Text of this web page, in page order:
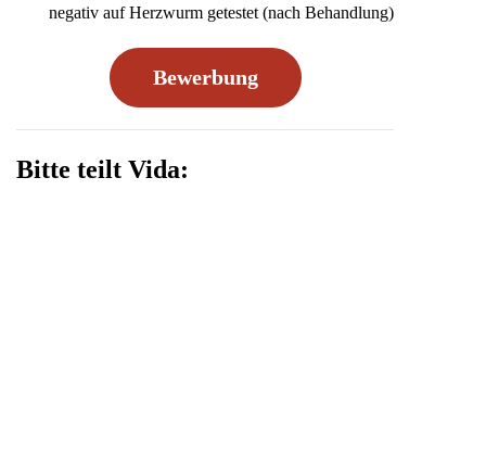
negativ auf Herzwurm getestet (nach Behandlung)
Bewerbung
Bitte teilt Vida: